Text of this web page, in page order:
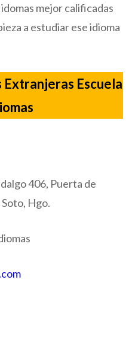
mejor calificadas
a estudiar ese idioma
Escuela
406, Puerta de
Hgo.